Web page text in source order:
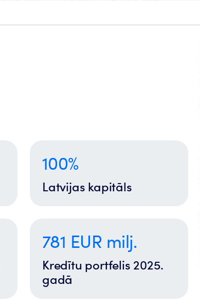
100%
Latvijas kapitāls
781 EUR milj.
Kredītu portfelis 2025.
gadā